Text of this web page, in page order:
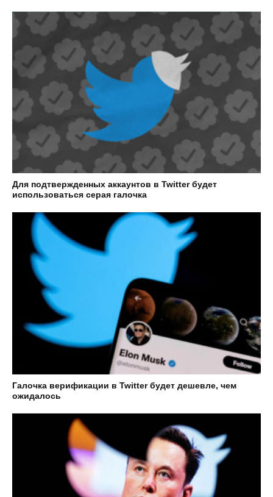
Для подтвержденных аккаунтов в Twitter будет
использоваться серая галочка
Галочка верификации в Twitter будет дешевле, чем
ожидалось